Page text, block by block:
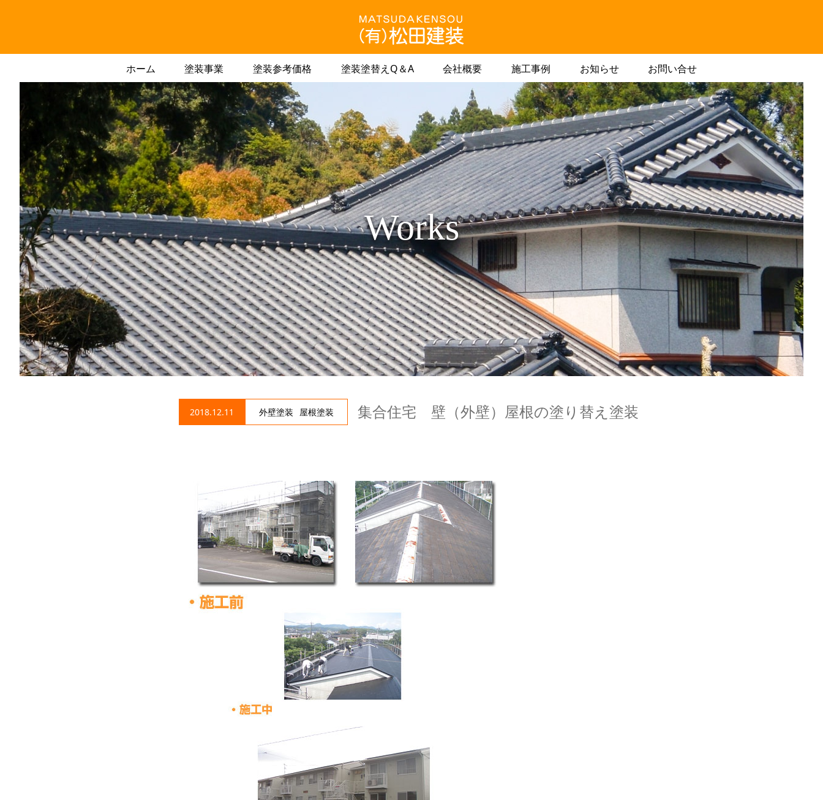
ホーム 塗装事業 塗装参考価格 塗装塗替えQ＆A 会社概要 施工事例 お知らせ お問い合せ
Works
2018.12.11 外壁塗装 屋根塗装 集合住宅 壁（外壁）屋根の塗り替え塗装